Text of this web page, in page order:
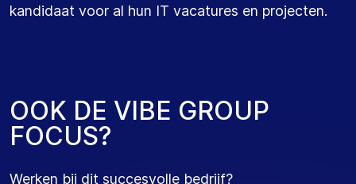
kandidaat voor al hun IT vacatures en projecten.
OOK DE VIBE GROUP
FOCUS?
Werken bij dit succesvolle bedrijf?